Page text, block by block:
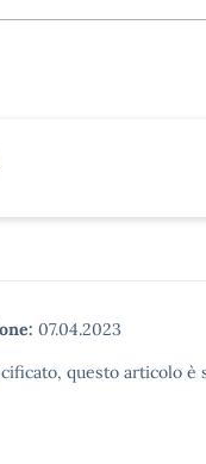
07.04.2023
questo articolo